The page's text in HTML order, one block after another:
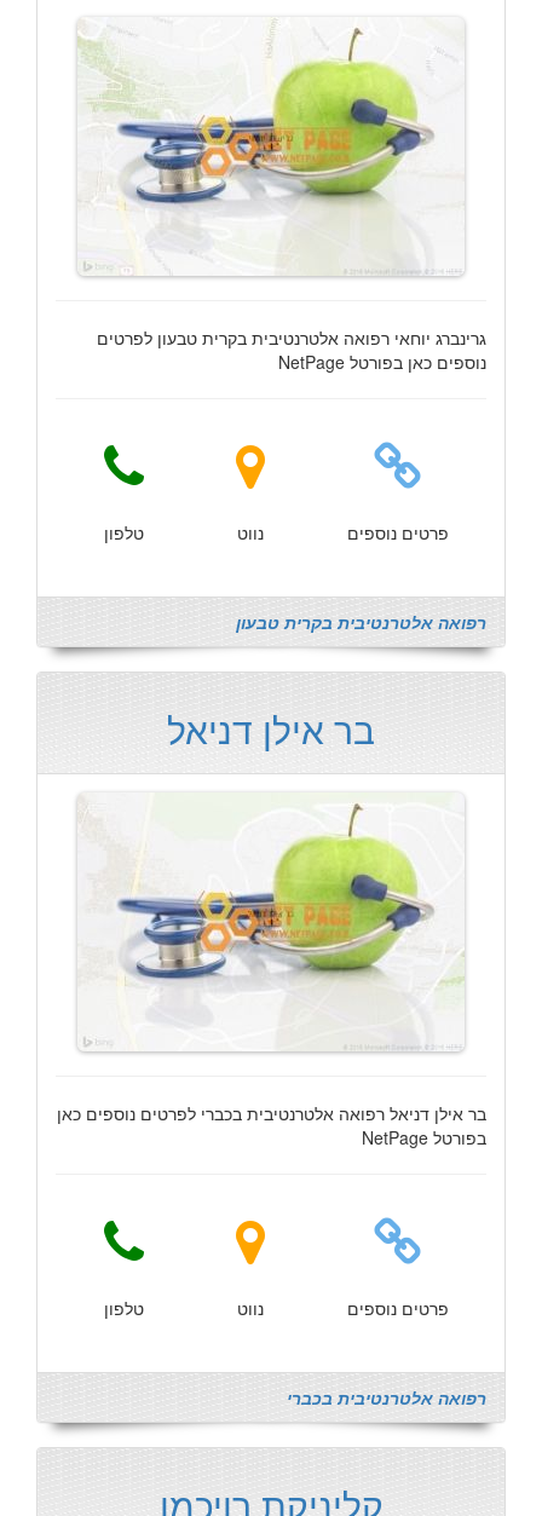
גרינברג יוחאי רפואה אלטרנטיבית בקרית טבעון לפרטים
נוספים כאן בפורטל NetPage
פרטים נוספים נווט טלפון
רפואה אלטרנטיבית בקרית טבעון
בר אילן דניאל
בר אילן דניאל רפואה אלטרנטיבית בכברי לפרטים נוספים כאן
בפורטל NetPage
פרטים נוספים נווט טלפון
רפואה אלטרנטיבית בכברי
קליניקת רויכמן